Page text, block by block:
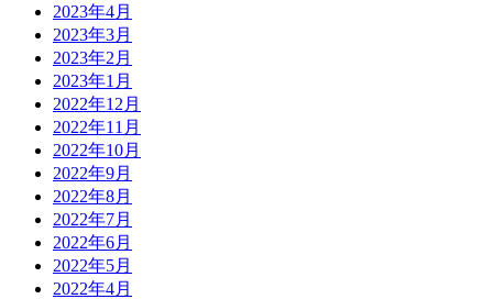
2023年4月
2023年3月
2023年2月
2023年1月
2022年12月
2022年11月
2022年10月
2022年9月
2022年8月
2022年7月
2022年6月
2022年5月
2022年4月